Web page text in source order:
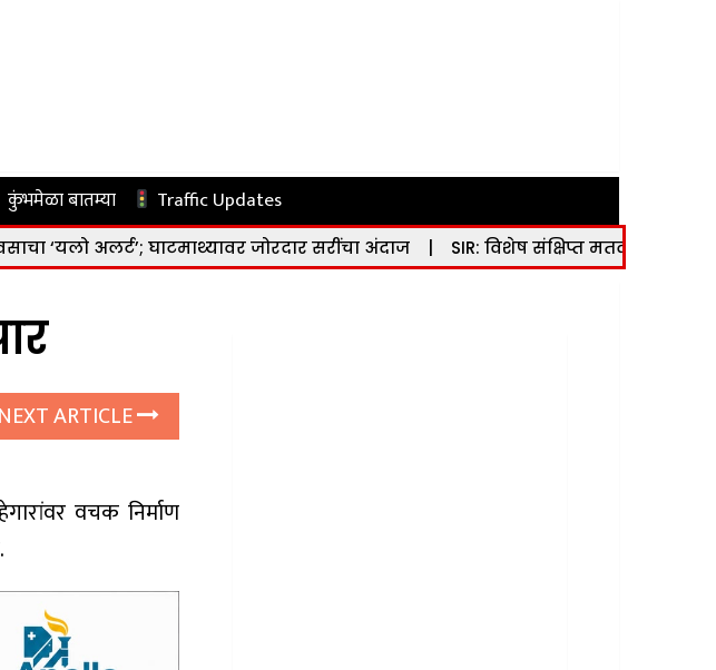
कुंभमेळा बातम्या Traffic Updates
घाटमाथ्यावर जोरदार सरींचा अंदाज | SIR: विशेष संक्षिप्त मतदार यादी पुनरीक्षण
NEXT ARTICLE
वचक निर्माण